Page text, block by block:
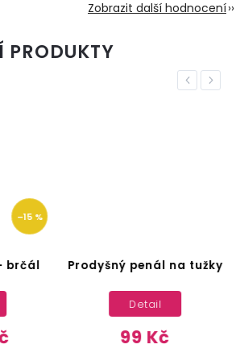
Zobrazit další hodnocení
PRODUKTY
Previous
–15 %
brčál Prodyšný penál na tužky
99 Kč
Detail
Next